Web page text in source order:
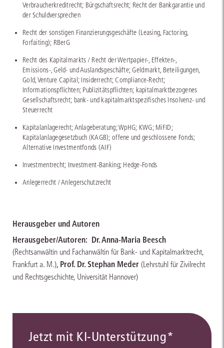
Verbraucherkreditrecht; Bürgschaftsrecht; Recht der Bankgarantie und
der Schuldversprechen
Recht der sonstigen Finanzierungsgeschäfte (Leasing, Factoring,
Forfaiting); RBerG
Recht des Kapitalmarkts / Recht der Wertpapier-, Effekten-,
Emissions-, Geld- und Auslandsgeschäfte; Geldmarkt, Beteiligungen,
Gold, Venture Capital; Insiderrecht; Compliance-Recht;
Informationspflichten; Publizitätspflichten; kapitalmarktbezogenes
Gesellschaftsrecht; bank- und kapitalmarktspezifisches Insolvenz- und
Steuerrecht
Kapitalanlagerecht; Anlageberatung; WpHG; KWG; MiFID;
Kapitalanlagegesetzbuch (KAGB); offene und geschlossene Fonds;
Alternative Investmentfonds (AIF)
Investmentrecht; Investment-Banking; Hedge-Fonds
Anlegerrecht / Anlegerschutzrecht
Herausgeber und Autoren
Herausgeber/Autoren: Dr. Anna-Maria Beesch
(Rechtsanwältin und Fachanwältin für Bank- und Kapitalmarktrecht,
Frankfurt a. M.), Prof. Dr. Stephan Meder (Lehrstuhl für Zivilrecht
und Rechtsgeschichte, Universität Hannover)
Jetzt mit KI-Unterstützung*